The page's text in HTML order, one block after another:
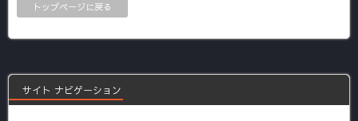
トップページに戻る
サイト ナビゲーション